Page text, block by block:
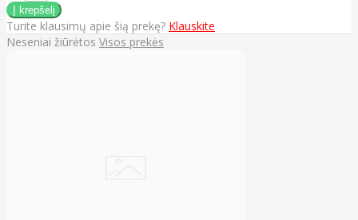
Turite klausimų apie šią prekę? Klauskite
Neseniai žiūrėtos Visos prekės